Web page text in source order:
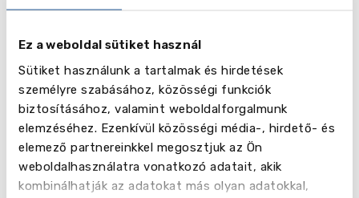
Ez a weboldal sütiket használ
Sütiket használunk a tartalmak és hirdetések
személyre szabásához, közösségi funkciók
biztosításához, valamint weboldalforgalmunk
elemzéséhez. Ezenkívül közösségi média-, hirdető- és
elemező partnereinkkel megosztjuk az Ön
weboldalhasználatra vonatkozó adatait, akik
kombinálhatják az adatokat más olyan adatokkal,
Név
Hét
Ár ,
NZD
Teljes idejű tanfolyam (23 óra x 60 perc hetente)
495.00